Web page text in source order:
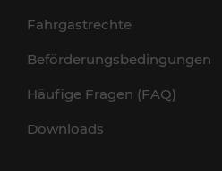
Fahrgastrechte
Beförderungsbedingungen
Häufige Fragen (FAQ)
Downloads